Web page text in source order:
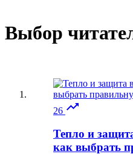
Выбор
26 
Тепло и
как выбрать